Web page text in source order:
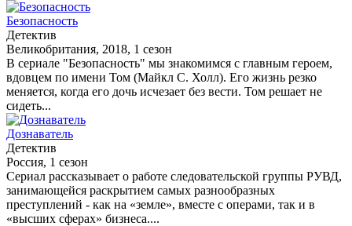
Безопасность
Детектив
Великобритания, 2018, 1 сезон
В сериале "Безопасность" мы знакомимся с главным героем,
вдовцем по имени Том (Майкл С. Холл). Его жизнь резко
меняется, когда его дочь исчезает без вести. Том решает не
сидеть...
Дознаватель
Детектив
Россия, 1 сезон
Сериал рассказывает о работе следовательской группы РУВД,
занимающейся раскрытием самых разнообразных
преступлений - как на «земле», вместе с операми, так и в
«высших сферах» бизнеса....